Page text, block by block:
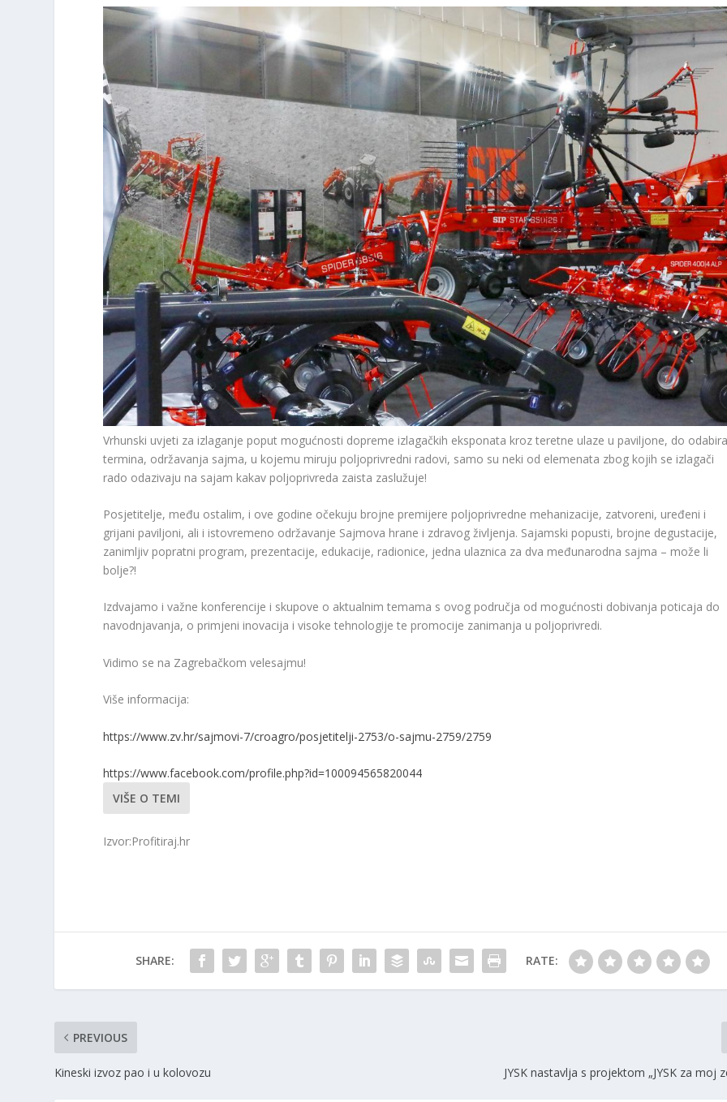
Vrhunski uvjeti za izlaganje poput mogućnosti dopreme izlagačkih eksponata kroz teretne ulaze u paviljone, do
termina, održavanja sajma, u kojemu miruju poljoprivredni radovi, samo su neki od elemenata zbog kojih se izlagači
rado odazivaju na sajam kakav poljoprivreda zaista zaslužuje!
Posjetitelje, među ostalim, i ove godine očekuju brojne premijere poljoprivredne mehanizacije, zatvoreni, uređeni i
grijani paviljoni, ali i istovremeno održavanje Sajmova hrane i zdravog življenja. Sajamski popusti, brojne degustacije,
zanimljiv popratni program, prezentacije, edukacije, radionice, jedna ulaznica za dva međunarodna sajma – može li
bolje?!
Izdvajamo i važne konferencije i skupove o aktualnim temama s ovog područja od mogućnosti dobivanja poticaja do
navodnjavanja, o primjeni inovacija i visoke tehnologije te promocije zanimanja u poljoprivredi.
Vidimo se na Zagrebačkom velesajmu!
Više informacija:
https://www.zv.hr/sajmovi-7/croagro/posjetitelji-2753/o-sajmu-2759/2759
https://www.facebook.com/profile.php?id=100094565820044
VIŠE O TEMI
Izvor:Profitiraj.hr
SHARE: RATE:
PREVIOUS
Kineski izvoz pao i u kolovozu JYSK nastavlja s projektom „JYSK za moj